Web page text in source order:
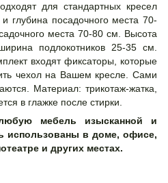
для стандартных кресел
глубина посадочного места 70-
места 70-80 см. Высота
подлокотников 25-35 см.
входят фиксаторы, которые
чехол на Вашем кресле. Сами
Материал: трикотаж-жатка,
в глажке после стирки.
мебель изысканной и
использованы в доме, офисе,
и других местах.